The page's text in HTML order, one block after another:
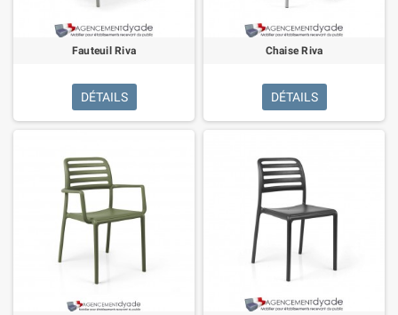
Fauteuil Riva
DÉTAILS
Chaise Riva
DÉTAILS